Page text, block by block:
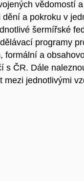
vědomostí
a pokroku v
šermířské
programy
formální a
s ČR. Dále
mezi jednotlivými